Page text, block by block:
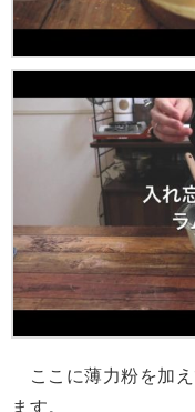
ここに薄力粉を加え
ます。